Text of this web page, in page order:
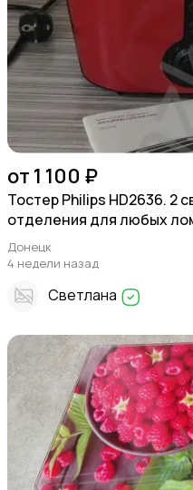
от 1 100 ₽
Тостер Philips HD2636. 2
отделения для любых
Донецк
4 недели назад
Светлана